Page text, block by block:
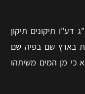
תיקונים תיקון
בארץ שם בפיה שם
מן המים משיתהו